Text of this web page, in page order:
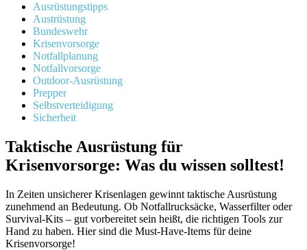
Ausrüstungstipps
Austrüstung
Bundeswehr
Krisenvorsorge
Notfallplanung
Notfallvorsorge
Outdoor-Ausrüstung
Prepper
Selbstverteidigung
Sicherheit
Taktische Ausrüstung für
Krisenvorsorge: Was du wissen solltest!
In Zeiten unsicherer Krisenlagen gewinnt taktische Ausrüstung
zunehmend an Bedeutung. Ob Notfallrucksäcke, Wasserfilter oder
Survival-Kits – gut vorbereitet sein heißt, die richtigen Tools zur
Hand zu haben. Hier sind die Must-Have-Items für deine
Krisenvorsorge!